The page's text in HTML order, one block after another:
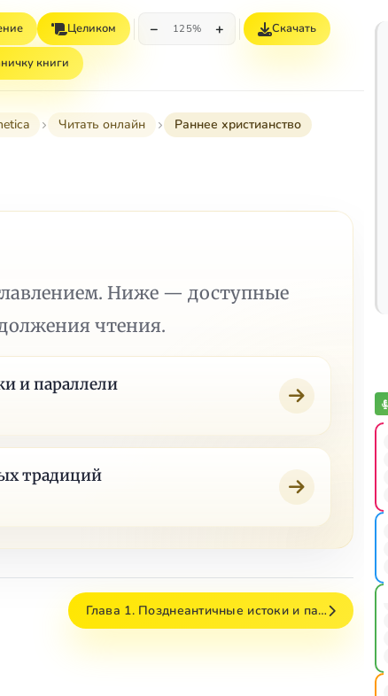
Целиком − 125% + Скачать
книги
Читать онлайн Раннее христианство
Ниже — доступные
чтения.
и параллели
традиций
Глава 1. Позднеантичные истоки и па…